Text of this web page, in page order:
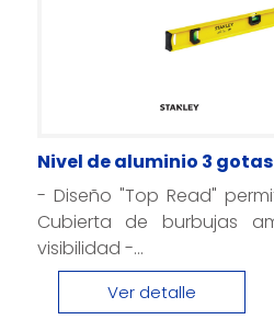
Nivel de aluminio 3
- Diseño "Top Read"
Cubierta de burbujas
visibilidad -...
Ver detalle